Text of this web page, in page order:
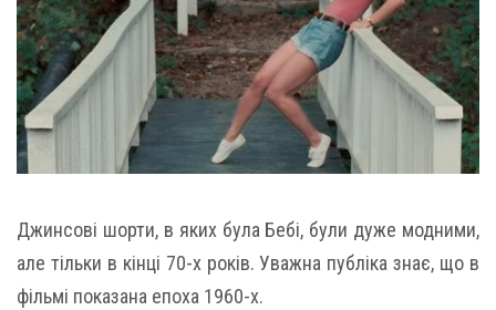
Джинсові шорти, в яких була Бебі, були дуже модними,
але тільки в кінці 70-х років. Уважна публіка знає, що в
фільмі показана епоха 1960-х.